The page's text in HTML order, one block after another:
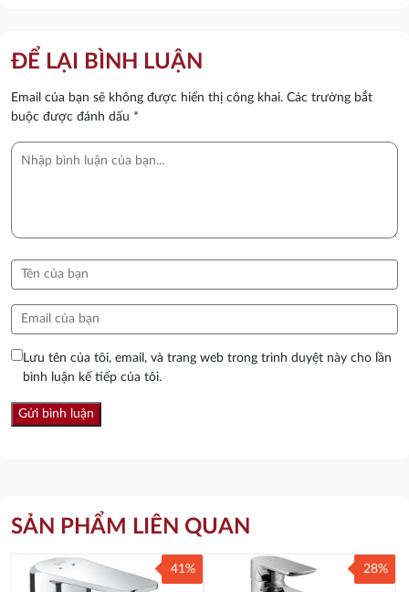
ĐỂ LẠI BÌNH LUẬN
Email của bạn sẽ không được hiển thị công khai. Các trường bắt
buộc được đánh dấu *
Lưu tên của tôi, email, và trang web trong trình duyệt này cho lần
bình luận kế tiếp của tôi.
SẢN PHẨM LIÊN QUAN
41% 28%